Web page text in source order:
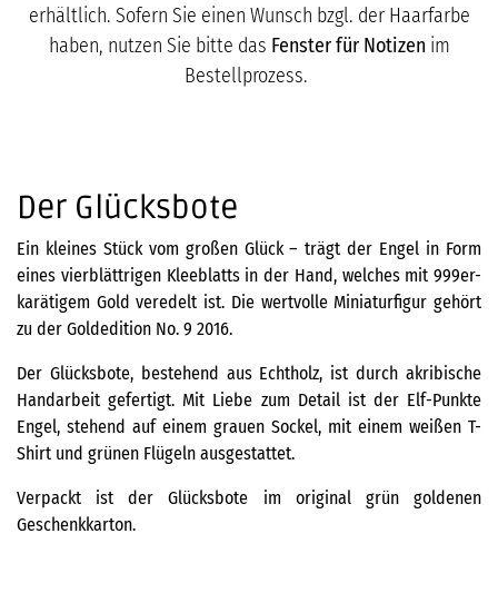
erhältlich. Sofern Sie einen Wunsch bzgl. der Haarfarbe
haben, nutzen Sie bitte das Fenster für Notizenim
Bestellprozess.
Der Glücksbote
Ein kleines Stück vom großen Glück – trägt der Engel in Form
eines vierblättrigen Kleeblatts in der Hand, welches mit 999er-
karätigem Gold veredelt ist. Die wertvolle Miniaturfigur gehört
zu der Goldedition No. 9 2016.
Der Glücksbote, bestehend aus Echtholz, ist durch akribische
Handarbeit gefertigt. Mit Liebe zum Detail ist der Elf-Punkte
Engel, stehend auf einem grauen Sockel, mit einem weißen T-
Shirt und grünen Flügeln ausgestattet.
Verpackt ist der Glücksbote im original grün goldenen
Geschenkkarton.